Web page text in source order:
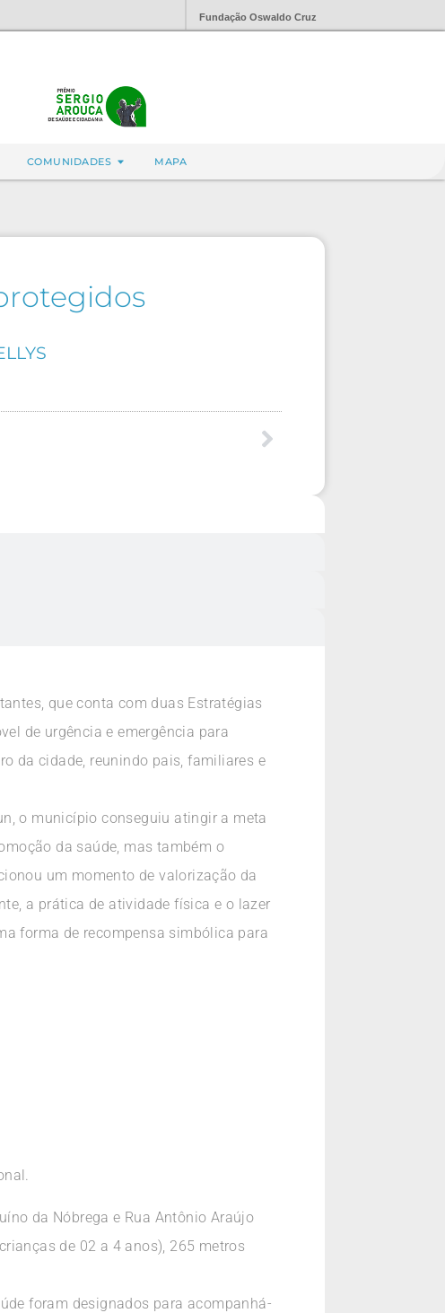
Fundação Oswaldo Cruz
COMUNIDADES MAPA
que conta com duas Estratégias
de urgência e emergência para
da cidade, reunindo pais, familiares e
o município conseguiu atingir a meta
da saúde, mas também o
um momento de valorização da
a prática de atividade física e o lazer
forma de recompensa simbólica para
da Nóbrega e Rua Antônio Araújo
de 02 a 4 anos), 265 metros
foram designados para acompanhá-